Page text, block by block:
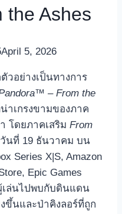
the Ashes
April 5, 2026
วอย่างเป็นทางการ
– From the
าเกรงขามของภาค
โดยภาคเสริม From
นที่ 19 ธันวาคม บน
Series X|S, Amazon
Epic Games
เล่นไปพบกับดินแดน
ขึ้นและป่าคิงลอร์ที่ถูก